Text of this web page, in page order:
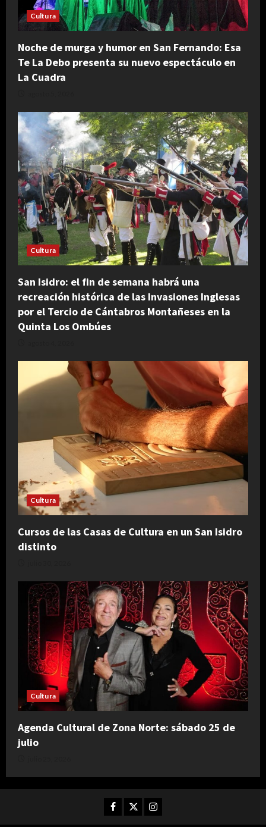
Cultura
Noche de murga y humor en San Fernando: Esa
Te La Debo presenta su nuevo espectáculo en
La Cuadra
Cultura
San Isidro: el fin de semana habrá una
recreación histórica de las Invasiones Inglesas
por el Tercio de Cántabros Montañeses en la
Quinta Los Ombúes
Cultura
Cursos de las Casas de Cultura en un San Isidro
distinto
Cultura
Agenda Cultural de Zona Norte: sábado 25 de
julio
Facebook
TwitterInstagram